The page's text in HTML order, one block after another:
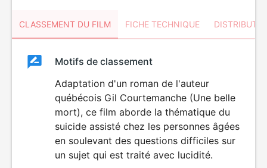
CLASSEMENT DU FILM FICHE TECHNIQUE
ClassementClassement
Motifs de classement
Adaptation d'un roman de l'auteur
québécois Gil Courtemanche (Une belle
mort), ce film aborde la thématique du
suicide assisté chez les personnes âgées
en soulevant des questions difficiles sur
un sujet qui est traité avec lucidité.